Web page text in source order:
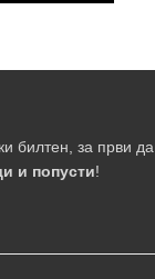
билтен, за први да
и попусти!